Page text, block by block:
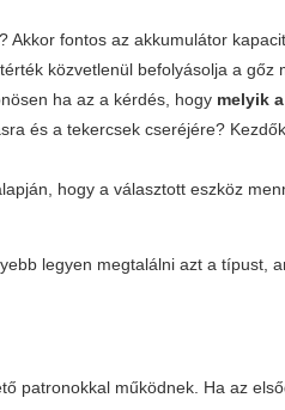
Akkor fontos az akkumulátor
közvetlenül befolyásolja a gőz
ha az a kérdés, hogy melyik
és a tekercsek cseréjére?
hogy a választott eszköz
legyen megtalálni azt a típust,
patronokkal működnek. Ha az